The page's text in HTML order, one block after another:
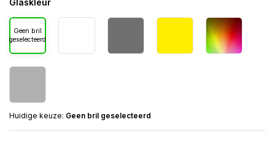
Glaskleur
Geen bril
geselecteerd
Huidige keuze: Geen bril geselecteerd